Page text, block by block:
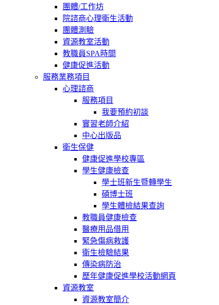
團體/工作坊
院諮商心理衛生活動
團體測驗
資源教室活動
教職員SPA時間
健康促進活動
服務業務項目
心理諮商
服務項目
我要預約初談
實習老師介紹
中心出版品
衛生保健
健康促進學校專區
學生健康檢查
學士班新生暨轉學生
碩博士班
學生體檢結果查詢
教職員健康檢查
醫療用品借用
緊急傷病救護
衛生檢驗結果
傳染病防治
歷年健康促進學校活動網頁
資源教室
資源教室簡介